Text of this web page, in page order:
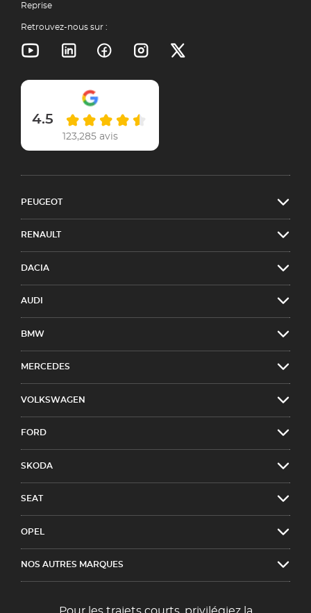
Reprise
Retrouvez-nous sur :
4.5
123,285 avis
PEUGEOT
RENAULT
DACIA
AUDI
BMW
MERCEDES
VOLKSWAGEN
FORD
SKODA
SEAT
OPEL
NOS AUTRES MARQUES
Pour les trajets courts, privilégiez la